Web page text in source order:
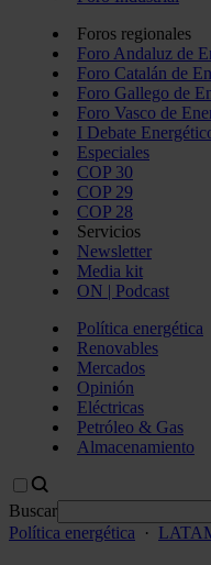
Foros regionales
Foro Andaluz de
Foro Catalán de
Foro Gallego de
Foro Vasco de
I Debate
Especiales
COP 30
COP 29
COP 28
Servicios
Newsletter
Media kit
ON | Podcast
Política energética
Renovables
Mercados
Opinión
Eléctricas
Petróleo & Gas
Almacenamiento
Buscar
Política energética
·